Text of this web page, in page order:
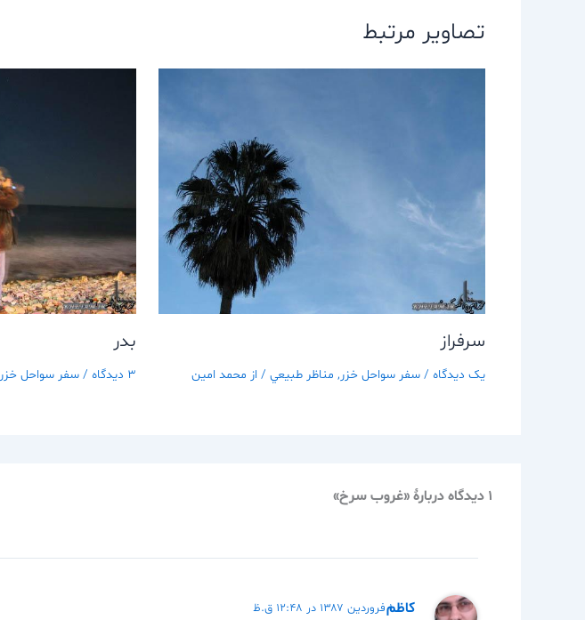
تصاویر مرتبط
سرفراز
یک دیدگاه / سفر سواحل خزر, مناظر طبيعي / از محمد امین
بدر
3 دیدگاه /سفر سواحل خزر
1 دیدگاه دربارهٔ «غروب سرخ»
كاظم
۱ فروردین ۱۳۸۷ در ۱۲:۴۸ ق.ظ